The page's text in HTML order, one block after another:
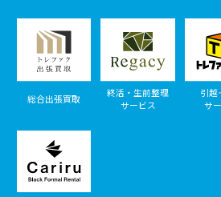
総合出張買取
終活・生前整理
サービス
引越
サ